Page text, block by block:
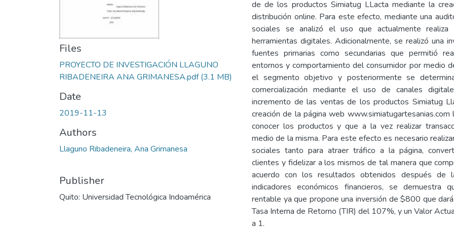
Files
PROYECTO DE INVESTIGACIÓN LLAGUNO
RIBADENEIRA ANA GRIMANESA.pdf(3.1 MB)
Date
2019-11-13
Authors
Llaguno Ribadeneira, Ana Grimanesa
Publisher
Quito: Universidad Tecnológica Indoamérica
de de los productos Simiatug LLacta mediante la
distribución online. Para este efecto, mediante una
sociales se analizó el uso que actualmente realiza
herramientas digitales. Adicionalmente, se realizó una
fuentes primarias como secundarias que permitió
entornos y comportamiento del consumidor por medio
el segmento objetivo y posteriormente se
comercialización mediante el uso de canales
incremento de las ventas de los productos Simiatug
creación de la página web
conocer los productos y que a la vez realizar
medio de la misma. Para este efecto es necesario
sociales tanto para atraer tráfico a la página,
clientes y fidelizar a los mismos de tal manera que
acuerdo con los resultados obtenidos después de
indicadores económicos financieros, se demuestra
rentable ya que propone una inversión de $800 que
Tasa Interna de Retorno (TIR) del 107%, y un Valor
a 1.